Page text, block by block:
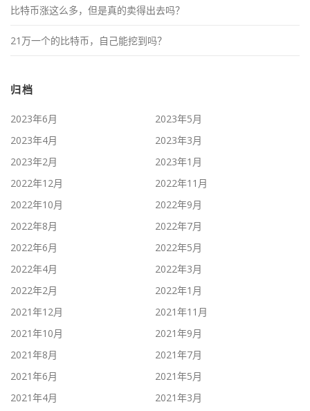
比特币涨这么多，但是真的卖得出去吗？
21万一个的比特币，自己能挖到吗？
归档
2023年6月
2023年5月
2023年4月
2023年3月
2023年2月
2023年1月
2022年12月
2022年11月
2022年10月
2022年9月
2022年8月
2022年7月
2022年6月
2022年5月
2022年4月
2022年3月
2022年2月
2022年1月
2021年12月
2021年11月
2021年10月
2021年9月
2021年8月
2021年7月
2021年6月
2021年5月
2021年4月
2021年3月